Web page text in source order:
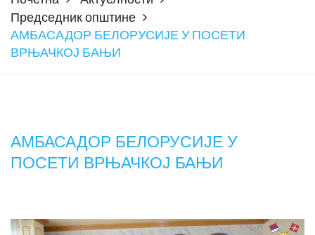
Председник општине
АМБАСАДОР БЕЛОРУСИЈЕ У ПОСЕТИ
ВРЊАЧКОЈ БАЊИ
АМБАСАДОР БЕЛОРУСИЈЕ У
ПОСЕТИ ВРЊАЧКОЈ БАЊИ